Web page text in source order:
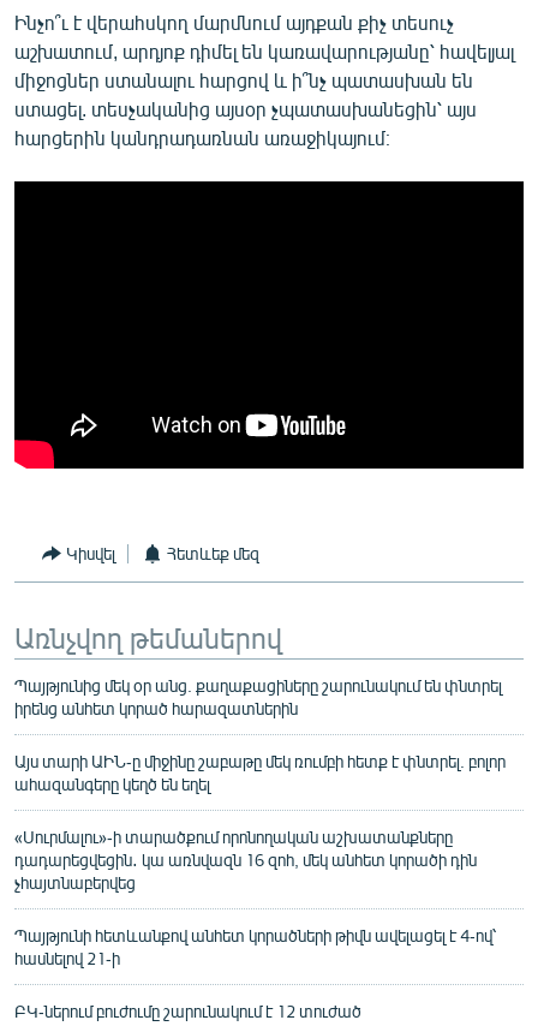
Ինչո՞ւ է վերահսկող մարմնում այդքան քիչ տեսուչ
աշխատում, արդյոք դիմել են կառավարությանը՝ հավելյալ
միջոցներ ստանալու հարցով և ի՞նչ պատասխան են
ստացել. տեսչականից այսօր չպատասխանեցին՝ այս
հարցերին կանդրադառնան առաջիկայում։
Կիսվել Հետևեք մեզ
Առնչվող թեմաներով
Պայթյունից մեկ օր անց. քաղաքացիները շարունակում են փնտրել
իրենց անհետ կորած հարազատներին
Այս տարի ԱԻՆ-ը միջինը շաբաթը մեկ ռումբի հետք է փնտրել. բոլոր
ահազանգերը կեղծ են եղել
«Սուրմալու»-ի տարածքում որոնողական աշխատանքները
դադարեցվեցին․ կա առնվազն 16 զոհ, մեկ անհետ կորածի դին
չհայտնաբերվեց
Պայթյունի հետևանքով անհետ կորածների թիվն ավելացել է 4-ով՝
հասնելով 21-ի
ԲԿ-ներում բուժումը շարունակում է 12 տուժած